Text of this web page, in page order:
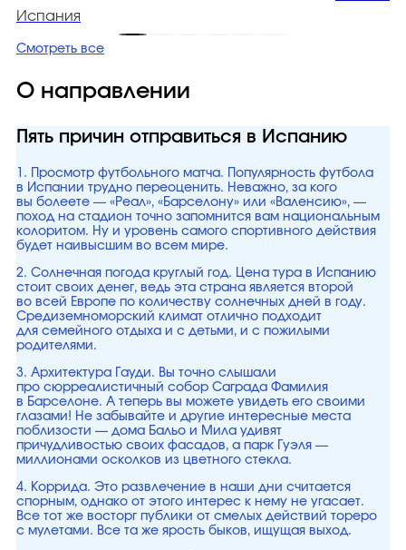
Испания
Смотреть все
О направлении
Пять причин отправиться в Испанию
1. Просмотр футбольного матча. Популярность футбола
в Испании трудно переоценить. Неважно, за кого
вы болеете — «Реал», «Барселону» или «Валенсию», —
поход на стадион точно запомнится вам национальным
колоритом. Ну и уровень самого спортивного действия
будет наивысшим во всем мире.
2. Солнечная погода круглый год. Цена тура в Испанию
стоит своих денег, ведь эта страна является второй
во всей Европе по количеству солнечных дней в году.
Средиземноморский климат отлично подходит
для семейного отдыха и с детьми, и с пожилыми
родителями.
3. Архитектура Гауди. Вы точно слышали
про сюрреалистичный собор Саграда Фамилия
в Барселоне. А теперь вы можете увидеть его своими
глазами! Не забывайте и другие интересные места
поблизости — дома Бальо и Мила удивят
причудливостью своих фасадов, а парк Гуэля —
миллионами осколков из цветного стекла.
4. Коррида. Это развлечение в наши дни считается
спорным, однако от этого интерес к нему не угасает.
Все тот же восторг публики от смелых действий тореро
с мулетами. Все та же ярость быков, ищущая выход.